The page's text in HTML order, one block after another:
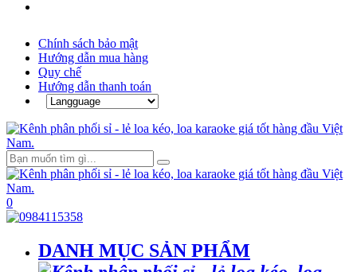
Chính sách bảo mật
Hướng dẫn mua hàng
Quy chế
Hướng dẫn thanh toán
0
DANH MỤC SẢN PHẨM